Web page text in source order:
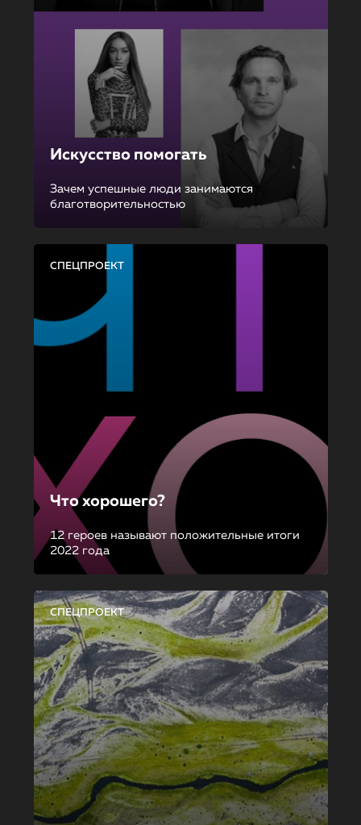
Искусство помогать
Зачем успешные люди занимаются
благотворительностью
СПЕЦПРОЕКТ
Что хорошего?
12 героев называют положительные итоги
2022 года
СПЕЦПРОЕКТ